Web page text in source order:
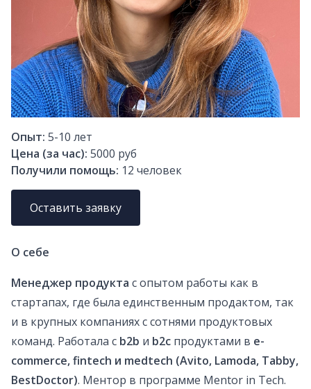
Опыт: 5-10 лет
Цена (за час): 5000 руб
Получили помощь: 12 человек
Оставить заявку
О себе
Менеджер продукта с опытом работы как в
стартапах, где была единственным продактом, так
и в крупных компаниях с сотнями продуктовых
команд. Работала с b2b и b2c продуктами в e-
commerce, fintech и medtech (Avito, Lamoda, Tabby,
BestDoctor). Ментор в программе Mentor in Tech.